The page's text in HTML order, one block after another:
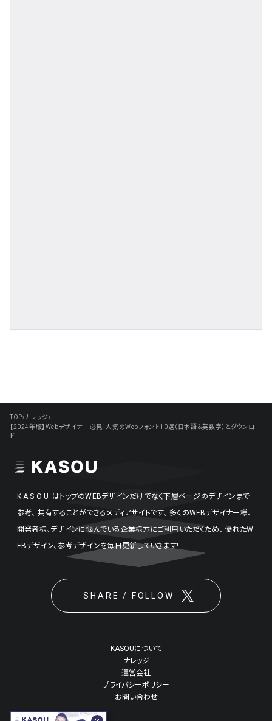
TOP›ナレッジ›
【2024年版】Webデザイナー必見！人気のWebフォント10選（日本語＆英数字）とダウンロー
ド
KASOU はトップのWEBデザインだけでなく下層ページのデザインまで
参考、 共有することができるメディアサイトです。 多くのWEBデザイナー様、
開発者様、デザインに悩んでいる企業様方にご利用いただくため、 優れたW
EBデザイン、参考デザインを毎日更新していきます!
SHARE / FOLLOW
KASOUについて
ナレッジ
運営会社
プライバシーポリシー
お問い合わせ